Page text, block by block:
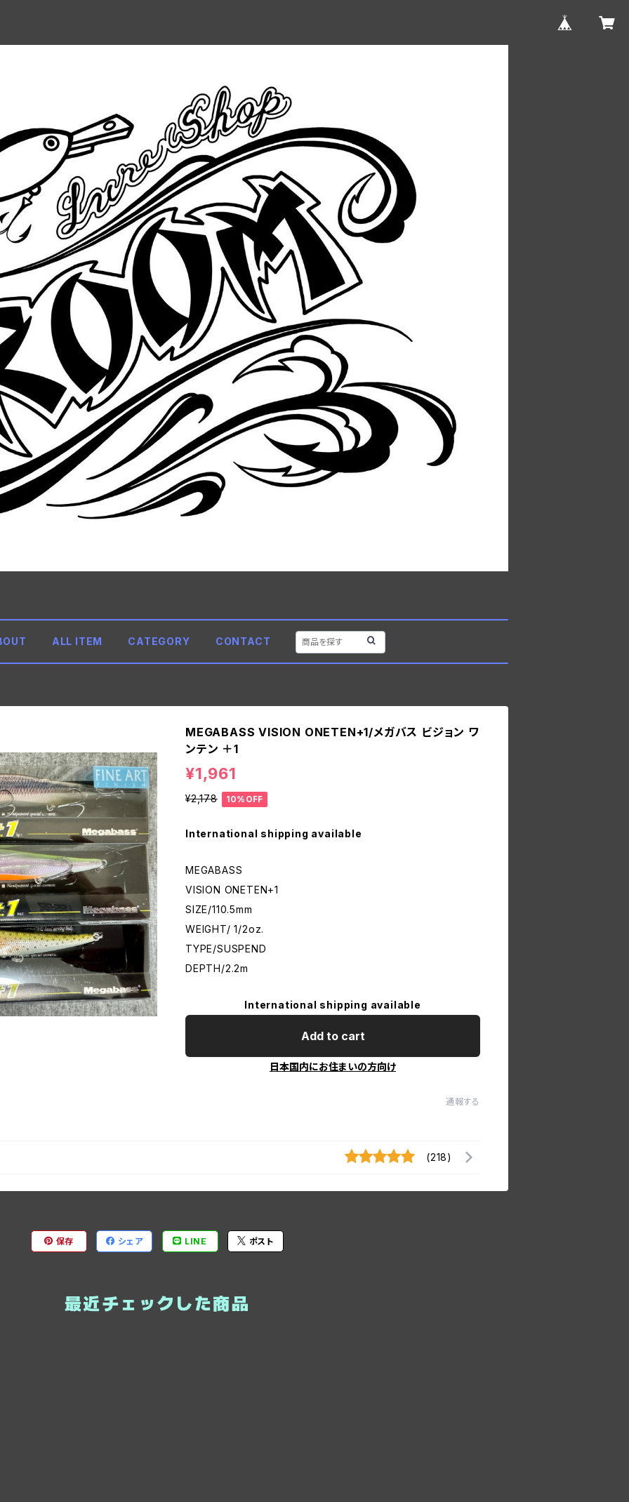
ALL ITEM CATEGORY CONTACT
MEGABASS VISION ONETEN+1/メガバス ビジョン ワ
ンテン ＋1
¥1,961
¥2,178 10%OFF
International shipping available
MEGABASS
VISION ONETEN+1
SIZE/110.5mm
WEIGHT/ 1/2oz.
TYPE/SUSPEND
DEPTH/2.2m
International shipping available
Add to cart
日本国内にお住まいの方向け
通報する
(218)
保存 シェア LINE ポスト
最近チェックした商品